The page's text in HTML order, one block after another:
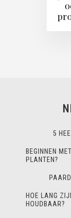
5
BEGINNEN
PLANTEN?
HOE LANG
HOUDBAAR?